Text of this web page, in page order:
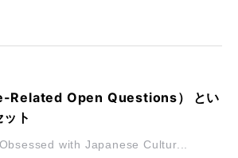
Related Open Questions） とい
ト
with Japanese Cultur...